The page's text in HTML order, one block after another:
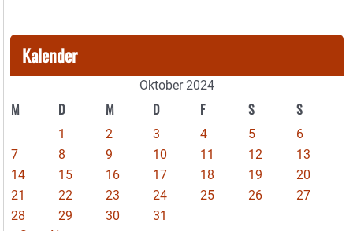
Kalender
Oktober 2024
M D M D F S S
1 2 3 4 5
6
7
8 9 10 11 12
13
14
15 16 17 18 19
20
21
22 23 24 25 26
27
28
29 30
31